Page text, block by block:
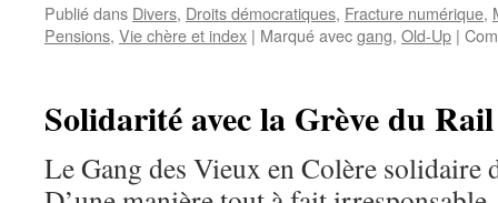
Publié dans Divers, Droits démocratiques, Fracture numérique,
Pensions, Vie chère et index | Marqué avecgang, Old-Up |
Solidarité avec la Grève du Rail
Le Gang des Vieux en Colère solidaire